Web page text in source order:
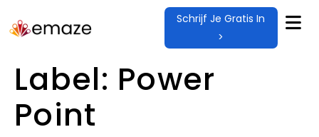
Schrijf Je Gratis In
>
Label: Power
Point